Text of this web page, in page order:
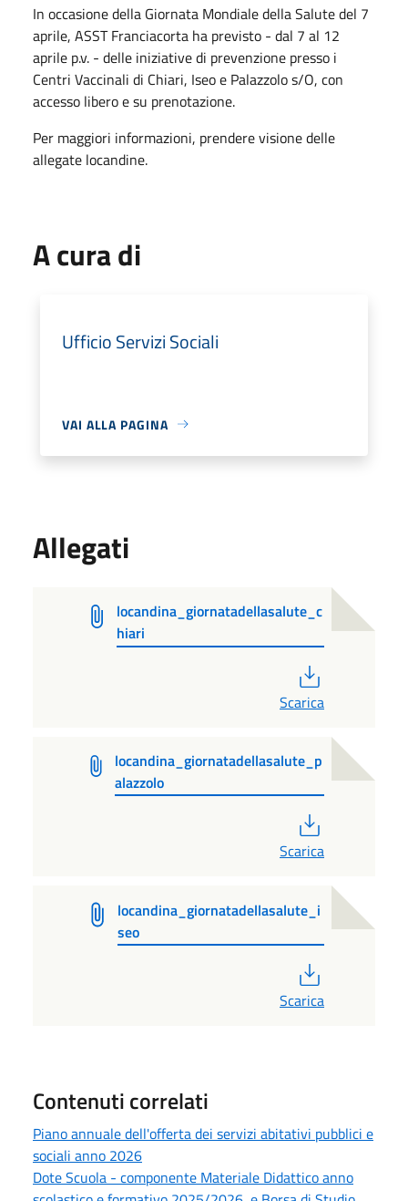
In occasione della Giornata Mondiale della Salute del 7
aprile, ASST Franciacorta ha previsto - dal 7 al 12
aprile p.v. - delle iniziative di prevenzione presso i
Centri Vaccinali di Chiari, Iseo e Palazzolo s/O, con
accesso libero e su prenotazione.
Per maggiori informazioni, prendere visione delle
allegate locandine.
A cura di
Ufficio Servizi Sociali
VAI ALLA PAGINA
Allegati
locandina_giornatadellasalute_c
hiari
Scarica
locandina_giornatadellasalute_p
alazzolo
Scarica
locandina_giornatadellasalute_i
seo
Scarica
Contenuti correlati
Piano annuale dell'offerta dei servizi abitativi pubblici e
sociali anno 2026
Dote Scuola - componente Materiale Didattico anno